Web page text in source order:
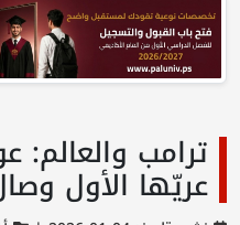
ترامب والعالم:
عريّها الأول